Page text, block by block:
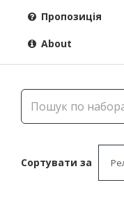
Пропозиція
About
Сортувати за